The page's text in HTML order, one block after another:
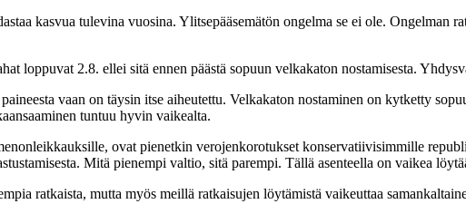
kasvua tulevina vuosina. Ylitsepääsemätön ongelma se ei ole.
loppuvat 2.8. ellei sitä ennen päästä sopuun velkakaton nostamisesta.
vaan on täysin itse aiheutettu. Velkakaton nostaminen on kytketty
tuntuu hyvin vaikealta.
ovat pienetkin verojenkorotukset konservatiivisimmille
Mitä pienempi valtio, sitä parempi. Tällä asenteella on vaikea
ratkaista, mutta myös meillä ratkaisujen löytämistä vaikeuttaa